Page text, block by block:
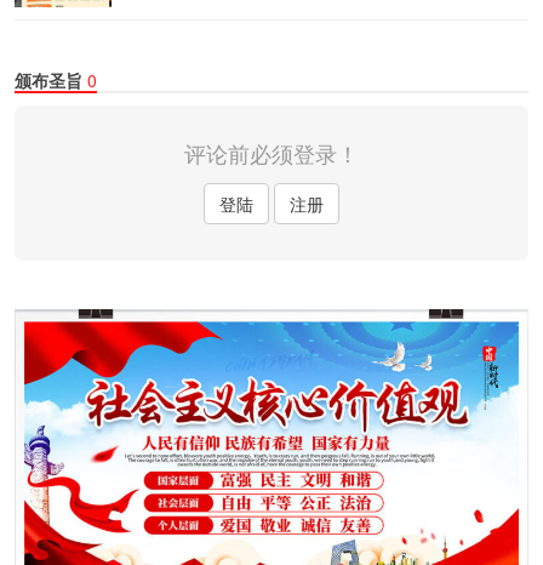
颁布圣旨 0
评论前必须登录！
登陆 注册